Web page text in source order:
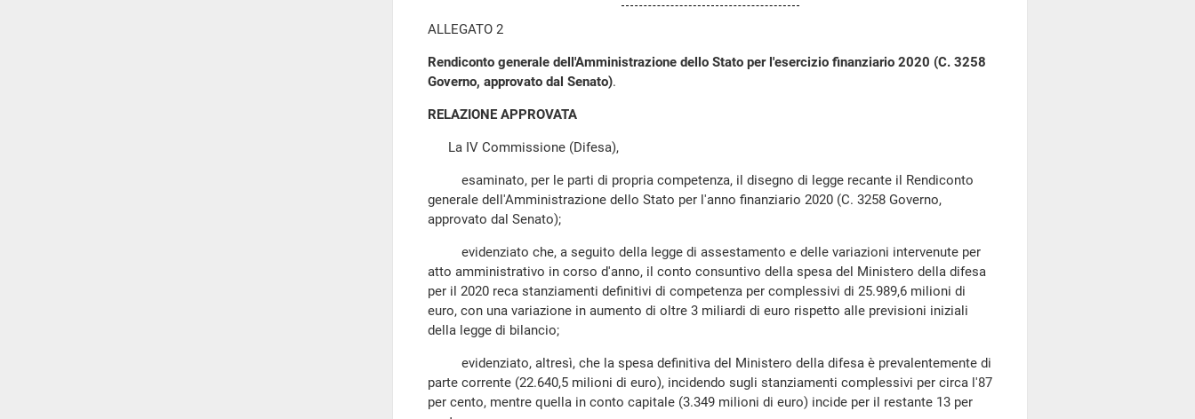
ALLEGATO 2
Rendiconto generale dell'Amministrazione dello Stato per l'esercizio finanziario 2020 (C. 3258
Governo, approvato dal Senato).
RELAZIONE APPROVATA
La IV Commissione (Difesa),
esaminato, per le parti di propria competenza, il disegno di legge recante il Rendiconto
generale dell'Amministrazione dello Stato per l'anno finanziario 2020 (C. 3258 Governo,
approvato dal Senato);
evidenziato che, a seguito della legge di assestamento e delle variazioni intervenute per
atto amministrativo in corso d'anno, il conto consuntivo della spesa del Ministero della difesa
per il 2020 reca stanziamenti definitivi di competenza per complessivi di 25.989,6 milioni di
euro, con una variazione in aumento di oltre 3 miliardi di euro rispetto alle previsioni iniziali
della legge di bilancio;
evidenziato, altresì, che la spesa definitiva del Ministero della difesa è prevalentemente di
parte corrente (22.640,5 milioni di euro), incidendo sugli stanziamenti complessivi per circa l'87
per cento, mentre quella in conto capitale (3.349 milioni di euro) incide per il restante 13 per